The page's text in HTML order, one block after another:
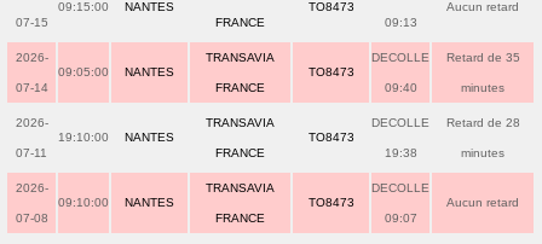
07-15
09:15:00 NANTES
FRANCE
TO8473
09:13
Aucun retard
2026-
07-14
09:05:00 NANTES
TRANSAVIA
FRANCE
TO8473
DECOLLE
09:40
Retard de 35
minutes
2026-
07-11
19:10:00 NANTES
TRANSAVIA
FRANCE
TO8473
DECOLLE
19:38
Retard de 28
minutes
2026-
07-08
09:10:00 NANTES
TRANSAVIA
FRANCE
TO8473
DECOLLE
09:07
Aucun retard